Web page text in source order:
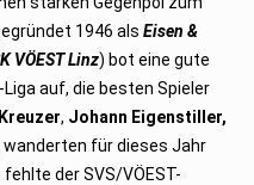
1946 alsEisen &
VÖEST Linz) bot eine gute
auf, die besten Spieler
Kreuzer, Johann Eigenstiller,
wanderten für dieses Jahr
der SVS/VÖEST-